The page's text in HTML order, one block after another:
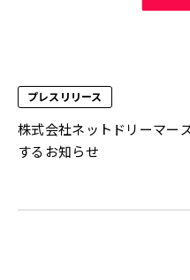
プレスリリース
株式会社ネットドリーマー
するお知らせ